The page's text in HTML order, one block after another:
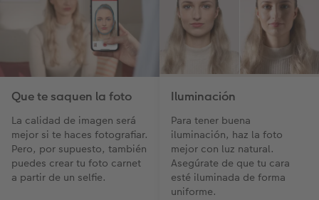
Que te saquen la foto
La calidad de imagen será
mejor si te haces fotografiar.
Pero, por supuesto, también
puedes crear tu foto carnet
a partir de un selfie.
Iluminación
Para tener buena
iluminación, haz la foto
mejor con luz natural.
Asegúrate de que tu cara
esté iluminada de forma
uniforme.